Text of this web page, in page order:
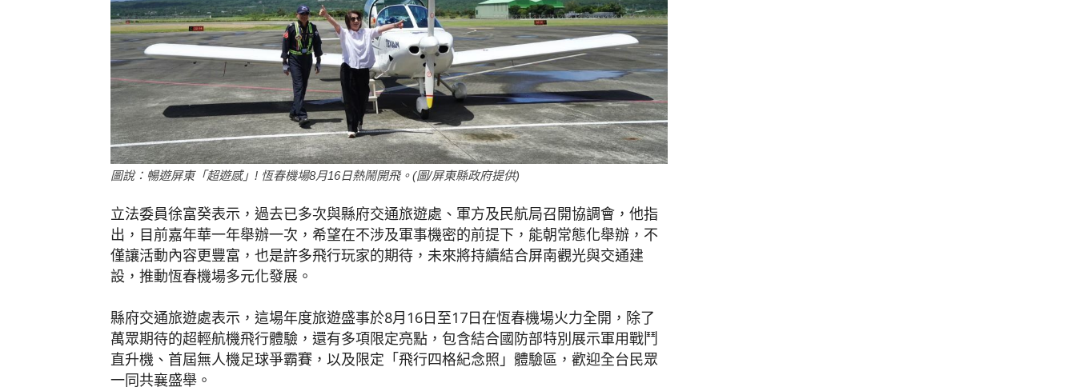
圖說：暢遊屏東「超遊感」! 恆春機場8月16日熱鬧開飛。(圖/屏東縣政府提供)
立法委員徐富癸表示，過去已多次與縣府交通旅遊處、軍方及民航局召開協調會，他指
出，目前嘉年華一年舉辦一次，希望在不涉及軍事機密的前提下，能朝常態化舉辦，不
僅讓活動內容更豐富，也是許多飛行玩家的期待，未來將持續結合屏南觀光與交通建
設，推動恆春機場多元化發展。
縣府交通旅遊處表示，這場年度旅遊盛事於8月16日至17日在恆春機場火力全開，除了
萬眾期待的超輕航機飛行體驗，還有多項限定亮點，包含結合國防部特別展示軍用戰鬥
直升機、首屆無人機足球爭霸賽，以及限定「飛行四格紀念照」體驗區，歡迎全台民眾
一同共襄盛舉。